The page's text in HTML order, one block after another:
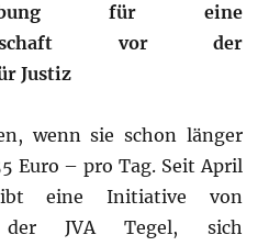
für eine
vor der
Justiz
wenn sie schon länger
Euro – pro Tag. Seit April
eine Initiative von
der JVA Tegel, sich